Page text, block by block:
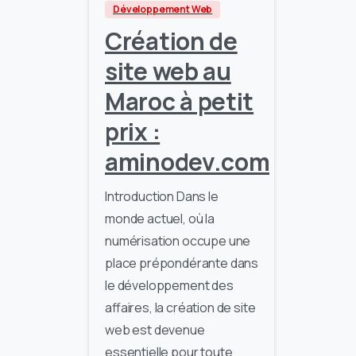
Développement Web
Création de
site web au
Maroc à petit
prix :
aminodev.com
Introduction Dans le
monde actuel, où la
numérisation occupe une
place prépondérante dans
le développement des
affaires, la création de site
web est devenue
essentielle pour toute